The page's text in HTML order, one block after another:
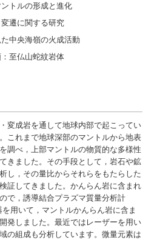
トルの形成と進化
遷に関する研究
中央海嶺の火成活動
至仏山蛇紋岩体
変成岩を通して地球内部で起こってい
これまで地球深部のマントルから地表
調べ，上部マントルの物質的な多様性
きました。その手段として，岩石や鉱
し，その量比からそれらをもたらした
証してきました。かんらん岩に含まれ
で，誘導結合プラズマ質量分析計
を用いて，マントルかんらん岩に含ま
発しました。最近ではレーザーを用い
の組成も分析しています。微量元素は